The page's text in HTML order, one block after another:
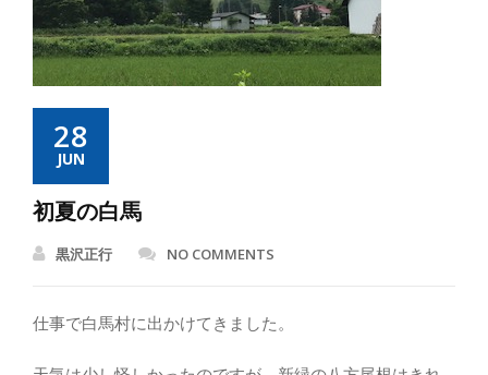
28
JUN
初夏の白馬
黒沢正行 NO COMMENTS
仕事で白馬村に出かけてきました。